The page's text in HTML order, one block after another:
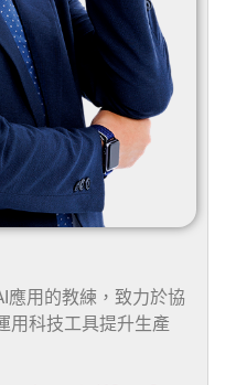
應用的教練，致力於協
用科技工具提升生產